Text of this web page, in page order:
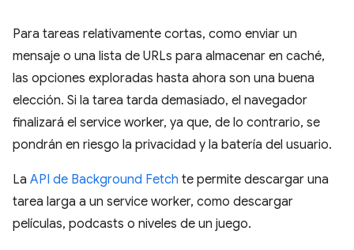
Para tareas relativamente cortas, como enviar un
mensaje o una lista de URLs para almacenar en caché,
las opciones exploradas hasta ahora son una buena
elección. Si la tarea tarda demasiado, el navegador
finalizará el service worker, ya que, de lo contrario, se
pondrán en riesgo la privacidad y la batería del usuario.
La API de Background Fetch te permite descargar una
tarea larga a un service worker, como descargar
películas, podcasts o niveles de un juego.